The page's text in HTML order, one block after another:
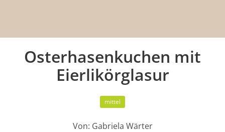
Osterhasenkuchen mit
Eierlikörglasur
mittel
Von: Gabriela Wärter